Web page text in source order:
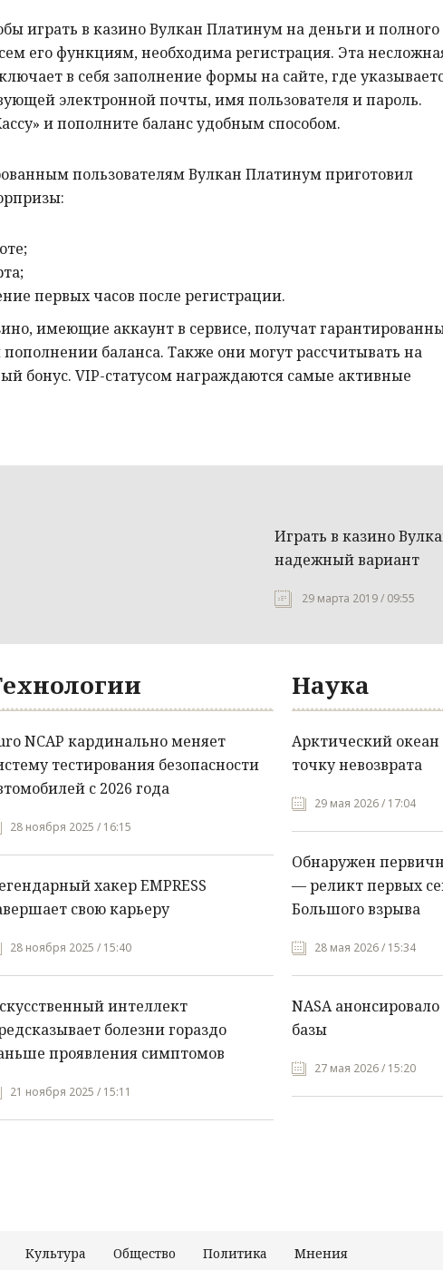
играть в казино Вулкан Платинум на деньги и полного
его функциям, необходима регистрация. Эта
в себя заполнение формы на сайте, где
электронной почты, имя пользователя и пароль.
и пополните баланс удобным способом.
пользователям Вулкан Платинум приготовил
первых часов после регистрации.
имеющие аккаунт в сервисе, получат
баланса. Также они могут рассчитывать на
бонус. VIP-статусом награждаются самые активные
Играть в казино
надежный вариант
29 марта 2019 / 09:55
NCAP кардинально меняет
тестирования безопасности
с 2026 года
28 ноября 2025 / 16:15
хакер EMPRESS
свою карьеру
28 ноября 2025 / 15:40
интеллект
болезни гораздо
проявления симптомов
21 ноября 2025 / 15:11
Наука
Арктический
точку невозврата
29 мая 2026 / 17:04
Обнаружен
— реликт первых
Большого взрыва
28 мая 2026 / 15:34
NASA
базы
27 мая 2026 / 15:20
Культура Общество Политика Мнения